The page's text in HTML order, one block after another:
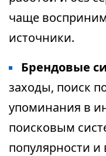
чаще
источники.
Брендовые
заходы, поиск
упоминания в
поисковым
популярности и